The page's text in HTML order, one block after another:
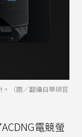
。（圖／翻攝自華碩官
電競螢